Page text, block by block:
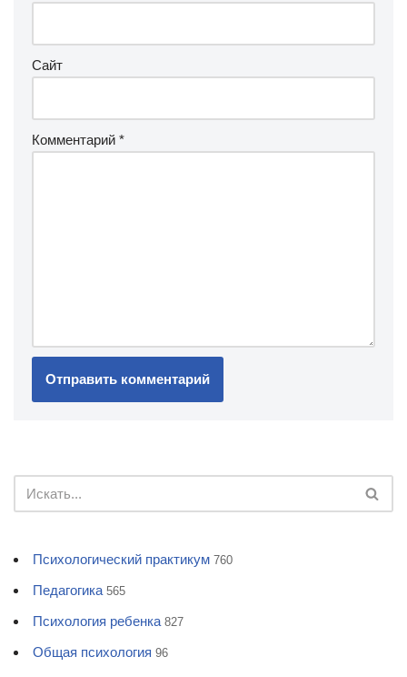
Сайт
Комментарий *
Психологический практикум 760
Педагогика 565
Психология ребенка 827
Общая психология 96